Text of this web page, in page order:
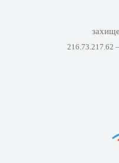
216.73.217.62